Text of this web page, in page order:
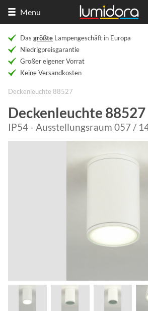
Menu
Das größte Lampengeschäft in Europa
Niedrigpreisgarantie
Großer eigener Vorrat
Keine Versandkosten
Deckenleuchte 88527
Deckenleuchte 88527
IP54 - Ausstellungsraum 057 /